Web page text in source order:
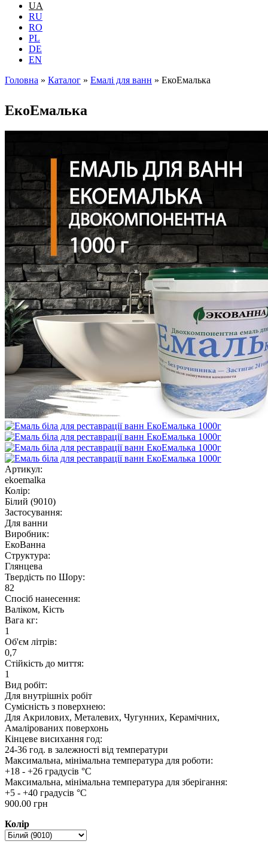
UA
RU
RO
PL
DE
EN
Головна » Каталог » Емалі для ванн » ЕкоЕмалька
ЕкоЕмалька
Артикул:
ekoemalka
Колір:
Білий (9010)
Застосування:
Для ванни
Виробник:
ЕкоВанна
Структура:
Глянцева
Твердість по Шору:
82
Спосіб нанесення:
Валіком, Кість
Вага кг:
1
Об'єм літрів:
0,7
Стійкість до миття:
1
Вид робіт:
Для внутрішніх робіт
Сумісність з поверхнею:
Для Акрилових, Металевих, Чугунних, Керамічних,
Амалірованих поверхонь
Кінцеве висихання год:
24-36 год. в залежності від температури
Максимальна, мінімальна температура для роботи:
+18 - +26 градусів °C
Максимальна, мінімальна температура для зберігання:
+5 - +40 градусів °C
900.00 грн
Колір